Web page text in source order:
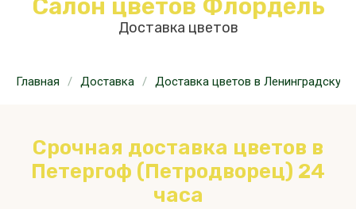
Салон цветов Флордель
Доставка цветов
Главная / Доставка / Доставка цветов в Ленинградскую
Срочная доставка цветов в
Петергоф (Петродворец) 24
часа